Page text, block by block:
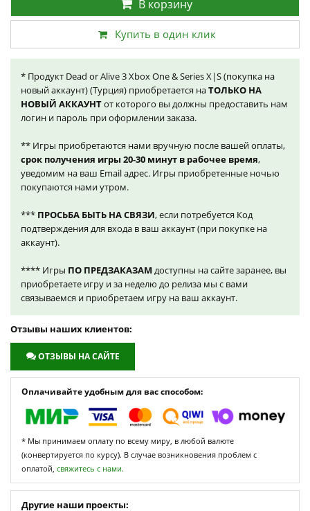
В корзину
Купить в один клик
* Продукт Dead or Alive 3 Xbox One & Series X|S (покупка на
новый аккаунт) (Турция) приобретается наТОЛЬКО НА
НОВЫЙ АККАУНТот которого вы должны предоставить нам
логин и пароль при оформлении заказа.
** Игры приобретаются нами вручную после вашей оплаты,
срок получения игры 20-30 минут в рабочее время,
уведомим на ваш Email адрес. Игры приобретенные ночью
покупаются нами утром.
*** ПРОСЬБА БЫТЬ НА СВЯЗИ, если потребуется Код
подтверждения для входа в ваш аккаунт (при покупке на
аккаунт).
**** Игры ПО ПРЕДЗАКАЗАМ доступны на сайте заранее, вы
приобретаете игру и за неделю до релиза мы с вами
связываемся и приобретаем игру на ваш аккаунт.
Отзывы наших клиентов:
ОТЗЫВЫ НА САЙТЕ
Оплачивайте удобным для вас способом:
* Мы принимаем оплату по всему миру, в любой валюте
(конвертируется по курсу). В случае возникновения проблем с
оплатой, свяжитесь с нами.
Другие наши проекты: